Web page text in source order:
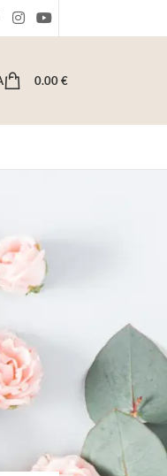
0.00€
uz